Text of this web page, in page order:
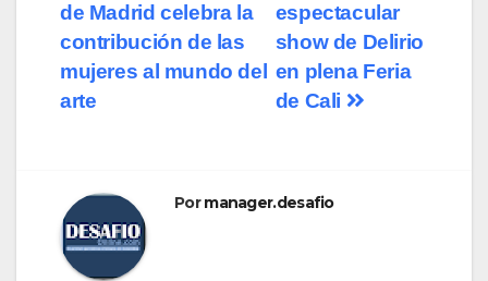
espectacular
show de Delirio
en plena Feria
de Cali
de Madrid celebra la
contribución de las
mujeres al mundo del
arte
Pormanager.desafio